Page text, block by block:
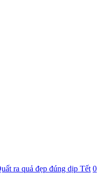
ra quả đẹp đúng dịp Tết 0